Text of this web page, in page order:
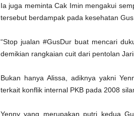
Ia juga meminta Cak Imin mengakui
tersebut berdampak pada kesehatan Gus
“Stop jualan #GusDur buat mencari
demikian rangkaian cuit dari pentolan
Bukan hanya Alissa, adiknya yakni
terkait konflik internal PKB pada 2008
Yenny yang merupakan putri kedua